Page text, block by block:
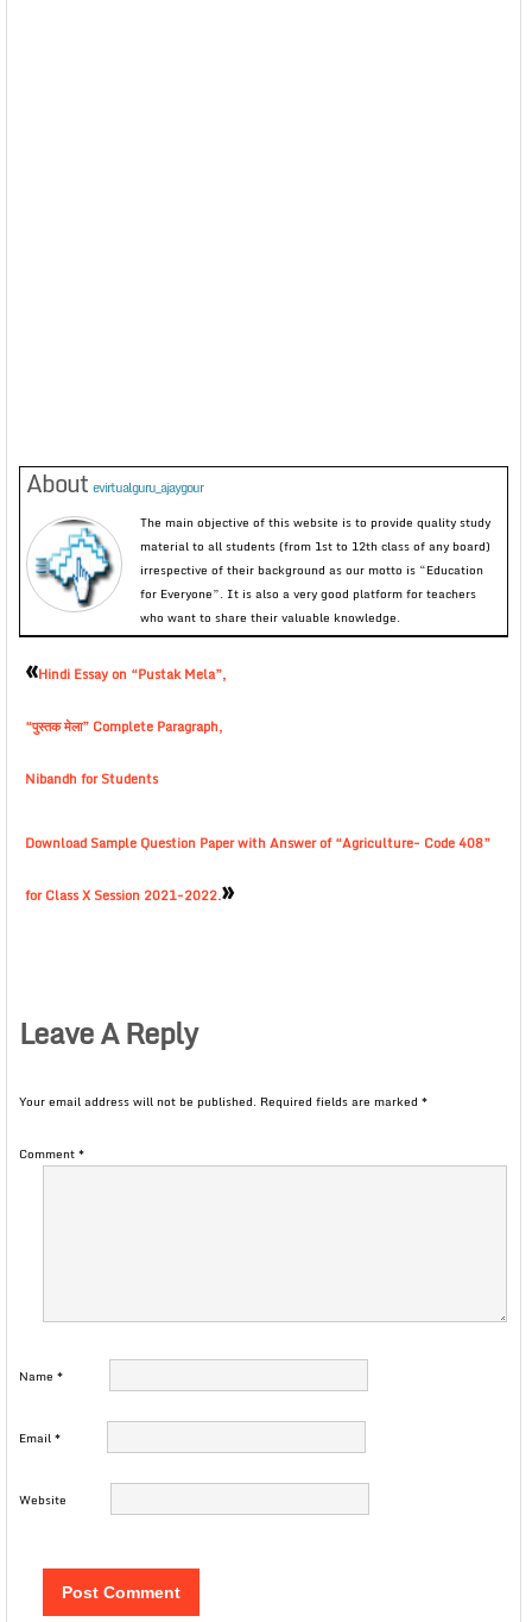
About evirtualguru_ajaygour
The main objective of this website is to provide quality study
material to all students (from 1st to 12th class of any board)
irrespective of their background as our motto is “Education
for Everyone”. It is also a very good platform for teachers
who want to share their valuable knowledge.
«Hindi Essay on “Pustak Mela”,
“पुस्तक मेला” Complete Paragraph,
Nibandh for Students
Download Sample Question Paper with Answer of “Agriculture- Code 408”
for Class X Session 2021-2022.»
Leave A Reply
Your email address will not be published. Required fields are marked *
Comment*
Name *
Email*
Website